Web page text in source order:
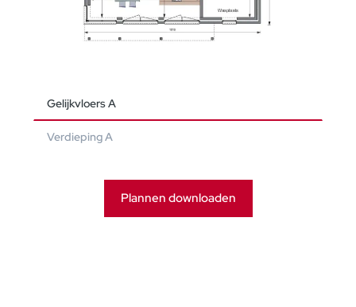
Gelijkvloers A
Verdieping A
Plannen downloaden